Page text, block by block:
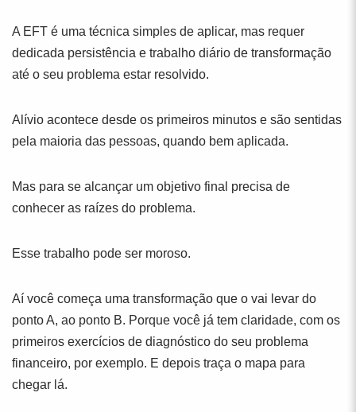
A EFT é uma técnica simples de aplicar, mas requer
dedicada persistência e trabalho diário de transformação
até o seu problema estar resolvido.
Alívio acontece desde os primeiros minutos e são sentidas
pela maioria das pessoas, quando bem aplicada.
Mas para se alcançar um objetivo final precisa de
conhecer as raízes do problema.
Esse trabalho pode ser moroso.
Aí você começa uma transformação que o vai levar do
ponto A, ao ponto B. Porque você já tem claridade, com os
primeiros exercícios de diagnóstico do seu problema
financeiro, por exemplo. E depois traça o mapa para
chegar lá.